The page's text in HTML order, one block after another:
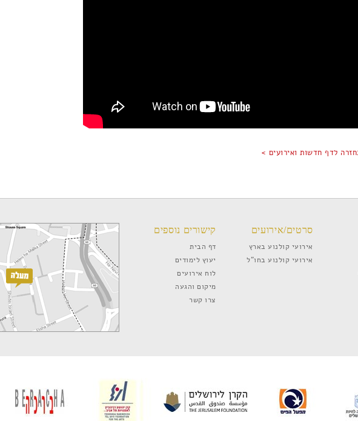
לדף חדשות ואירועים >
סרטים/אירועים
אירועי קולנוע בארץ
אירועי קולנוע בחו”ל
קישורים נוספים
דף הבית
יעוץ לימודים
לוח אירועים
מיקום והגעה
צרו קשר